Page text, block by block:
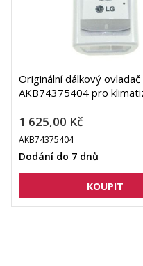
Originální dálkový ovladač
AKB74375404 pro
1 625,00 Kč
AKB74375404
Dodání do 7 dnů